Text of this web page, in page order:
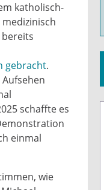
katholisch-
gebracht.
schaffte es
einmal
wie